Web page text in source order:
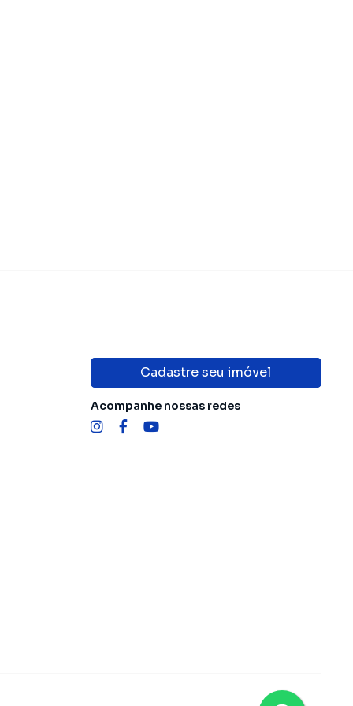
Cadastre seu imóvel
Acompanhe nossas redes